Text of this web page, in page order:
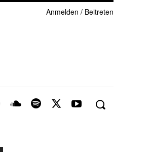
Anmelden / Beitreten